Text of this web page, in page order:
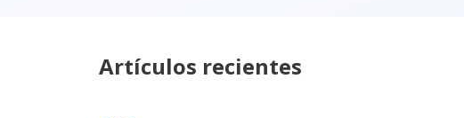
Artículos recientes